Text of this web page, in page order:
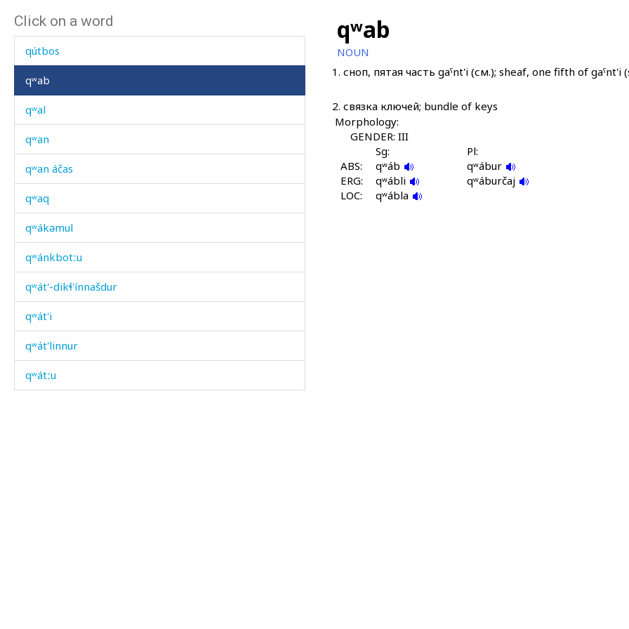
Click on a word
qút'i
qútbos
qʷab
qʷal
qʷan
qʷan áčas
qʷaq
qʷákəmul
qʷánkbotːu
qʷát'-dikɬ'ínnašdur
qʷát'i
qʷát'linnur
qʷátːu
qʷab
NOUN
1. сноп, пятая часть gaˤnt'i (см.); sheaf, one fifth of gaˤnt'i
2. связка ключей; bundle of keys
Morphology:
GENDER: III
Sg:
Pl:
ABS:
qʷáb
qʷábur
ERG:
qʷábli
qʷáburčaj
LOC:
qʷábla